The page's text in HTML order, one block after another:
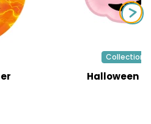
Collection
Halloween